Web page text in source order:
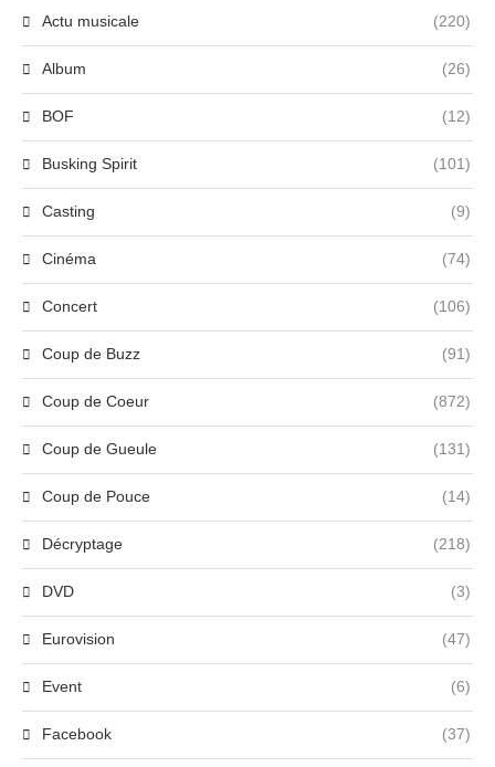
Actu musicale (220)
Album (26)
BOF (12)
Busking Spirit (101)
Casting (9)
Cinéma (74)
Concert (106)
Coup de Buzz (91)
Coup de Coeur (872)
Coup de Gueule (131)
Coup de Pouce (14)
Décryptage (218)
DVD (3)
Eurovision (47)
Event (6)
Facebook (37)